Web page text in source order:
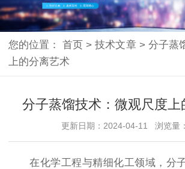
您的位置：首页 > 技术文章 > 分子蒸
上的分离艺术
分子蒸馏技术：微观尺度上
更新日期：2024-04-11 浏览量
在化学工程与精细化工领域，分